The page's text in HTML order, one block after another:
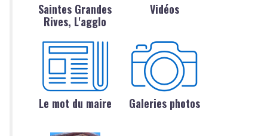
Saintes Grandes
Rives, L'agglo
Vidéos
Le mot du maire Galeries photos